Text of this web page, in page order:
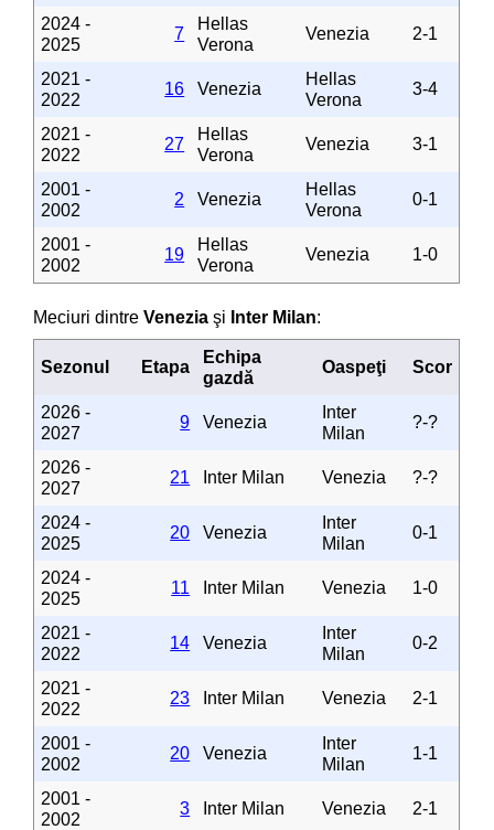
2024 -
2025
7
Hellas
Verona
Venezia 2-1
2021 -
2022
16 Venezia
Hellas
Verona
3-4
2021 -
2022
27
Hellas
Verona
Venezia 3-1
2001 -
2002
2 Venezia
Hellas
Verona
0-1
2001 -
2002
19
Hellas
Verona
Venezia 1-0
Meciuri dintreVenezia şi Inter Milan:
Sezonul Etapa
Echipa
gazdă
Oaspeţi Scor
2026 -
2027
9 Venezia
Inter
Milan
?-?
2026 -
2027
21 Inter Milan Venezia ?-?
2024 -
2025
20 Venezia
Inter
Milan
0-1
2024 -
2025
11 Inter Milan Venezia 1-0
2021 -
2022
14 Venezia
Inter
Milan
0-2
2021 -
2022
23 Inter Milan Venezia 2-1
2001 -
2002
20 Venezia
Inter
Milan
1-1
2001 -
2002
3 Inter Milan Venezia 2-1